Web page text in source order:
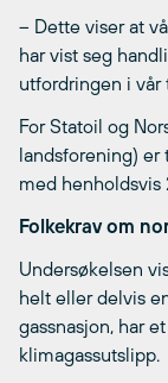
– Dette viser at
har vist seg
utfordringen i vår
For Statoil og
landsforening) er
med henholdsvis
Folkekrav om
Undersøkelsen
helt eller delvis
gassnasjon, har
klimagassutslipp.